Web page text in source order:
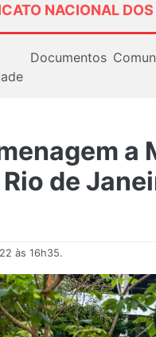
NACIONAL
Documentos
a
de
às 16h35.